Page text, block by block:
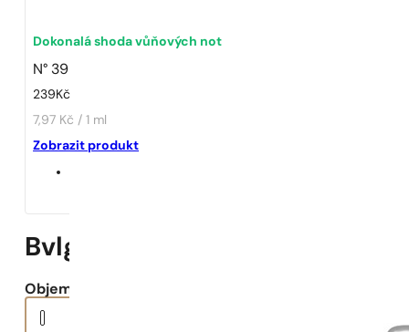
Dokonalá shoda vůňových not
N° 39
239 Kč
7,97 Kč / 1 ml
Zobrazit produkt
Bvlgari Man In Black
Objem: